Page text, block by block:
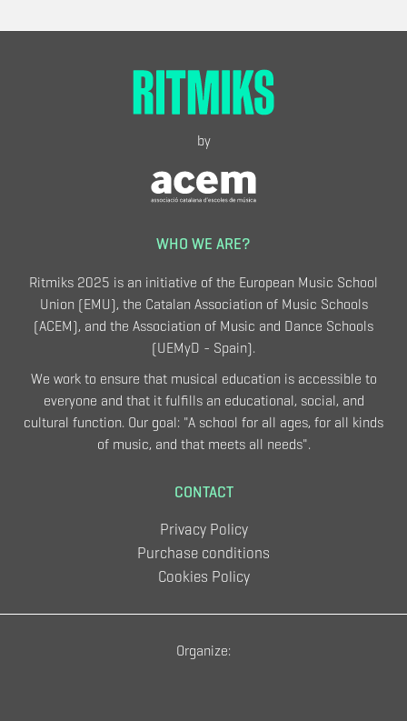
by
WHO WE ARE?
Ritmiks 2025 is an initiative of the European Music School
Union (EMU), the Catalan Association of Music Schools
(ACEM), and the Association of Music and Dance Schools
(UEMyD - Spain).
We work to ensure that musical education is accessible to
everyone and that it fulfills an educational, social, and
cultural function. Our goal: "A school for all ages, for all kinds
of music, and that meets all needs".
CONTACT
Privacy Policy
Purchase conditions
Cookies Policy
Organize: